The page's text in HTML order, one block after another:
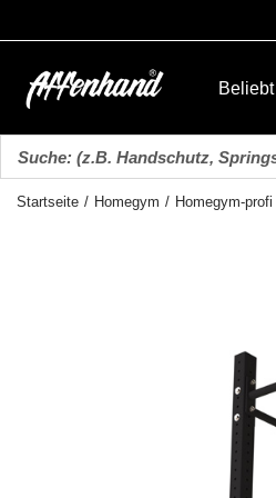
Beliebt
Startseite / Homegym / Homegym-profi